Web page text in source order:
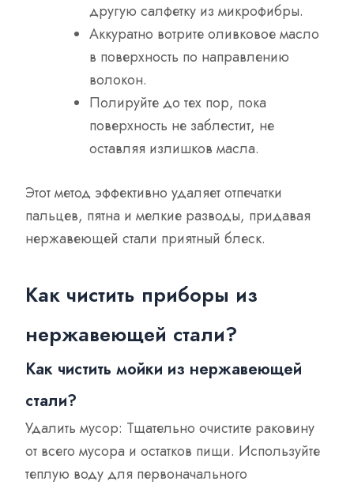
другую салфетку из микрофибры.
Аккуратно вотрите оливковое масло
в поверхность по направлению
волокон.
Полируйте до тех пор, пока
поверхность не заблестит, не
оставляя излишков масла.
Этот метод эффективно удаляет отпечатки
пальцев, пятна и мелкие разводы, придавая
нержавеющей стали приятный блеск.
Как чистить приборы из
нержавеющей стали?
Как чистить мойки из нержавеющей
стали?
Удалить мусор: Тщательно очистите раковину
от всего мусора и остатков пищи. Используйте
теплую воду для первоначального